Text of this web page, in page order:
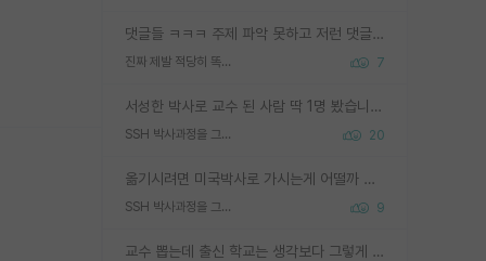
댓글들 ㅋㅋㅋ 주제 파악 못하고 저런 댓글들을 쓰네. 조직에 인간이 얼마나 중요한데 걱정될 수도 있지 ㅋㅋ 본인들은 퍽이나 잘하나봐 ? 현실은 남들한테 욕 안 먹는 1인분만 하는 것도 힘들텐데 ?
진짜 제발 적당히 똑똑한 박사과정이라도 위에 있었으면.. 7
서성한 박사로 교수 된 사람 딱 1명 봤습니다. 근데 지방대 박사로 교수된 거는 기적이 일어나야되요. 서성한 학부부터여도 빡센게 교수임용일텐데 지방대박사로 무슨 교수가 되나요...... 중소기업/중견기업 팀장급/연구소장급이나 될거 같네요.
SSH 박사과정을 그만두고 지방대 박사로 옮기면 교수의 꿈은 끝일까요? 20
옮기시려면 미국박사로 가시는게 어떨까 싶네요. 교수가 꿈이면 미국박사 하고 미국교수 까지 같이 노리시는게 기회가 많지 않을까요?
SSH 박사과정을 그만두고 지방대 박사로 옮기면 교수의 꿈은 끝일까요? 9
교수 뽑는데 출신 학교는 생각보다 그렇게 안 봄. 앞으로는 더 안 보게 될거임. 박사는 어디서 진행해도 됨. 단, 제대로 쌓고 좋은 실적 만들 수 있다면. 그런데 지방대는 그럴 가능성이 지극히 낮음. 나만 열심히 잘 하면 된다? 인간은 주변 환경에 지배되는 나약한 존재임. 주변의 지방대 대학원생과 섞이고 지방 특유의 여유로움 또는 나쁘게 얘기해서 나태함에 젖어 살다보면 교수의 꿈 자체를 잊어버리게 될 가능성도 있음. 주변 환경이 70~80%임.